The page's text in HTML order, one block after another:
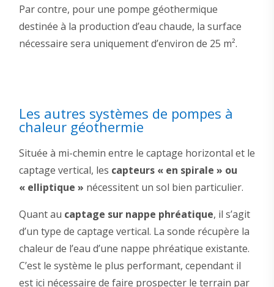
Par contre, pour une pompe géothermique
destinée à la production d’eau chaude, la surface
nécessaire sera uniquement d’environ de 25 m².
Les autres systèmes de pompes à
chaleur géothermie
Située à mi-chemin entre le captage horizontal et le
captage vertical, les capteurs « en spirale » ou
« elliptique » nécessitent un sol bien particulier.
Quant au captage sur nappe phréatique, il s’agit
d’un type de captage vertical. La sonde récupère la
chaleur de l’eau d’une nappe phréatique existante.
C’est le système le plus performant, cependant il
est ici nécessaire de faire prospecter le terrain par